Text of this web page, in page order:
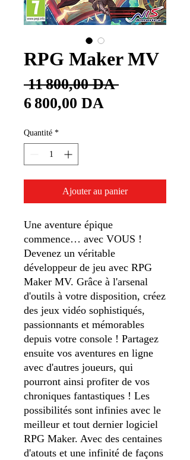
RPG Maker MV
11 800,00 DA Prix
6 800,00 DA
Quantité *
Ajouter au panier
Une aventure épique
commence… avec VOUS !
Devenez un véritable
développeur de jeu avec RPG
Maker MV. Grâce à l'arsenal
d'outils à votre disposition, créez
des jeux vidéo sophistiqués,
passionnants et mémorables
depuis votre console ! Partagez
ensuite vos aventures en ligne
avec d'autres joueurs, qui
pourront ainsi profiter de vos
chroniques fantastiques ! Les
possibilités sont infinies avec le
meilleur et tout dernier logiciel
RPG Maker. Avec des centaines
d'atouts et une infinité de façons